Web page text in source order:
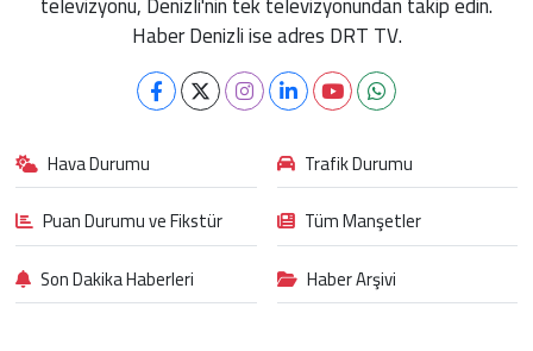
Haber Denizli ise adres DRT TV.
Hava Durumu
Trafik Durumu
Puan Durumu ve Fikstür
Tüm Manşetler
Son Dakika Haberleri
Haber Arşivi